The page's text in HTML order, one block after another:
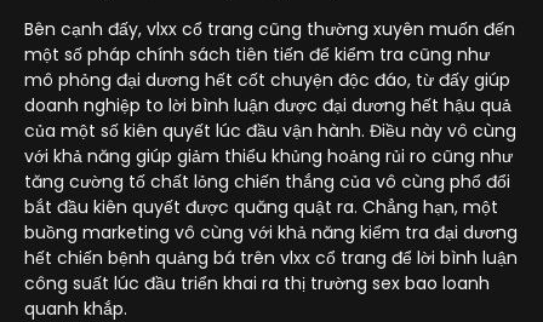
Bên cạnh đấy, vlxx cổ trang cũng thường xuyên muốn đến
một số pháp chính sách tiên tiến để kiểm tra cũng như
mô phỏng đại dương hết cốt chuyện độc đáo, từ đấy giúp
doanh nghiệp to lời bình luận được đại dương hết hậu quả
của một số kiên quyết lúc đầu vận hành. Điều này vô cùng
với khả năng giúp giảm thiểu khủng hoảng rủi ro cũng như
tăng cường tố chất lỏng chiến thắng của vô cùng phổ đổi
bắt đầu kiên quyết được quăng quật ra. Chẳng hạn, một
buồng marketing vô cùng với khả năng kiểm tra đại dương
hết chiến bệnh quảng bá trên vlxx cổ trang để lời bình luận
công suất lúc đầu triển khai ra thị trường sex bao loanh
quanh khắp.